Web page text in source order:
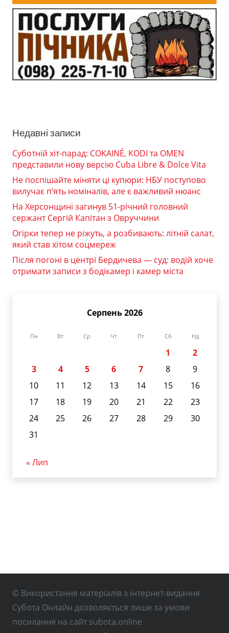
Недавні записи
Суботній хіт-парад: COKAINÉ, KODI та OMEN
представили нову версію Cuba Libre & Dolce Vita
Не поспішайте міняти ці купюри: НБУ поступово
вилучає п’ять номіналів, але є важливий нюанс
На Херсонщині загинув 51-річний головний
сержант Сергій Капітан з Овруччини
Огірки тепер не ріжуть, а розбивають: літній салат,
який став хітом соцмереж
Після погоні в центрі Бердичева — суд: водій хоче
отримати записи з бодікамер і камер міста
Серпень 2026
Пн Вт Ср Чт Пт Сб Нд
1
2
3
4 5 6 7 8
9
10
11 12 13 14 15
16
17
18 19 20 21 22
23
24
25 26 27 28 29
30
31
« Лип
© Використання матеріалів з інтернет-видання
Субота Онлайн дозволяється лише за умови
посилання на сайт subota.online